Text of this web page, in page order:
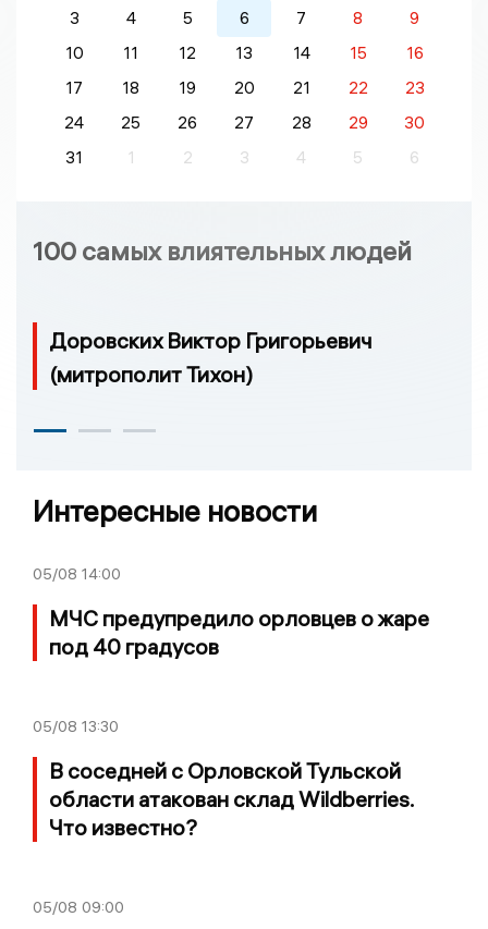
3 4 5 6 7 8
9
10
11 12 13 14 15
16
17
18 19 20 21 22
23
24
25 26 27 28 29
30
31
1 2 3 4 5 6
100 самых влиятельных людей
Доровских Виктор Григорьевич
(митрополит Тихон)
Интересные новости
05/08 14:00
МЧС предупредило орловцев о жаре
под 40 градусов
05/08 13:30
В соседней с Орловской Тульской
области атакован склад Wildberries.
Что известно?
05/08 09:00